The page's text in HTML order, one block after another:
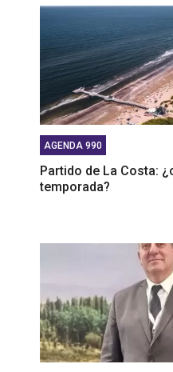
cercanos y
AGENDA 990
Partido de La Costa:
temporada?